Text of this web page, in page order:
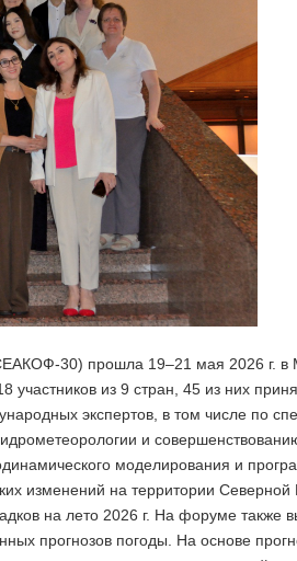
30) прошла 19–21 мая 2026 г.
из 9 стран, 45 из них
экспертов, в том числе по
и совершенствованию
моделирования и
изменений на территории Северной
на лето 2026 г. На форуме также
прогнозов погоды. На основе